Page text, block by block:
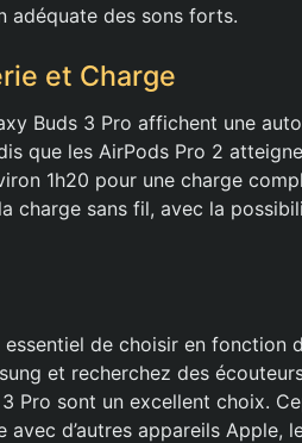
adéquate des sons forts.
et Charge
Buds 3 Pro affichent une
que les AirPods Pro 2
1h20 pour une charge
charge sans fil, avec la
de choisir en fonction
et recherchez des
Pro sont un excellent choix.
d’autres appareils Apple,